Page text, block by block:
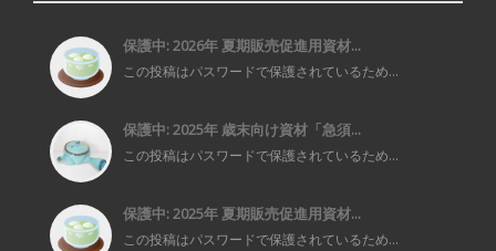
保護中: 2026年 夏期販売促進用資材...
この投稿はパスワードで保護されているため...
保護中: 2025年 歳末向け資材「急須...
この投稿はパスワードで保護されているため...
保護中: 2025年 夏期販売促進用資材...
この投稿はパスワードで保護されているため...